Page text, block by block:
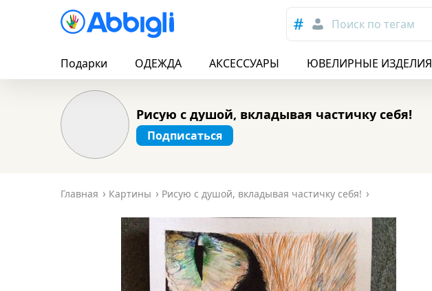
Поиск по тегам
Подарки ОДЕЖДА АКСЕССУАРЫ ЮВЕЛИРНЫЕ ИЗДЕЛИЯ
Рисую с душой, вкладывая частичку себя!
Подписаться
Главная Картины Рисую с душой, вкладывая частичку себя!